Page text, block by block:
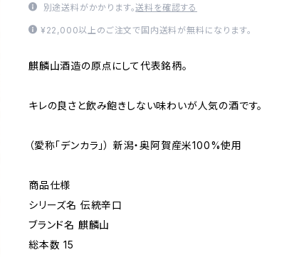
別途送料がかかります。送料を確認する
¥22,000以上のご注文で国内送料が無料になります。
麒麟山酒造の原点にして代表銘柄。
キレの良さと飲み飽きしない味わいが人気の酒です。
（愛称「デンカラ」） 新潟・奥阿賀産米100%使用
商品仕様
シリーズ名 伝統辛口
ブランド名 麒麟山
総本数 15